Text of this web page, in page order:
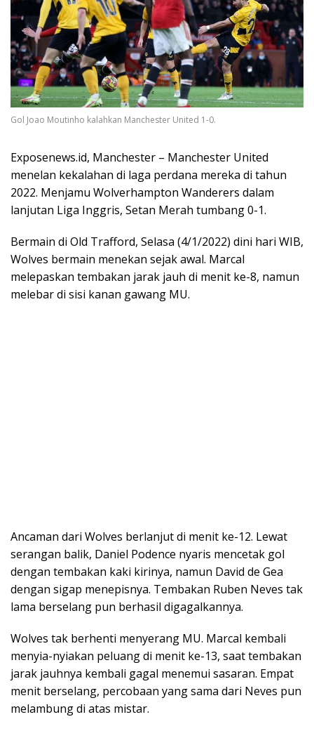
Gol Joao Moutinho kalahkan Manchester United 1-0.
Exposenews.id, Manchester – Manchester United
menelan kekalahan di laga perdana mereka di tahun
2022. Menjamu Wolverhampton Wanderers dalam
lanjutan Liga Inggris, Setan Merah tumbang 0-1.
Bermain di Old Trafford, Selasa (4/1/2022) dini hari WIB,
Wolves bermain menekan sejak awal. Marcal
melepaskan tembakan jarak jauh di menit ke-8, namun
melebar di sisi kanan gawang MU.
Ancaman dari Wolves berlanjut di menit ke-12. Lewat
serangan balik, Daniel Podence nyaris mencetak gol
dengan tembakan kaki kirinya, namun David de Gea
dengan sigap menepisnya. Tembakan Ruben Neves tak
lama berselang pun berhasil digagalkannya.
Wolves tak berhenti menyerang MU. Marcal kembali
menyia-nyiakan peluang di menit ke-13, saat tembakan
jarak jauhnya kembali gagal menemui sasaran. Empat
menit berselang, percobaan yang sama dari Neves pun
melambung di atas mistar.